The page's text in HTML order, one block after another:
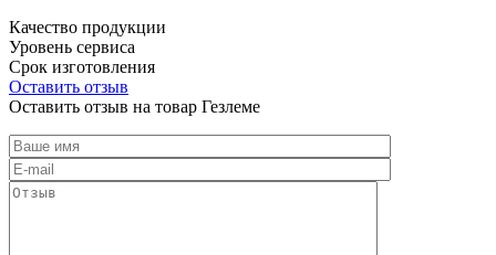
Качество продукции
Уровень сервиса
Срок изготовления
Оставить отзыв
Оставить отзыв на товар Гезлеме